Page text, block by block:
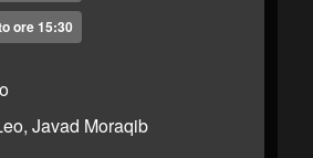
ore 15:30
Javad Moraqib